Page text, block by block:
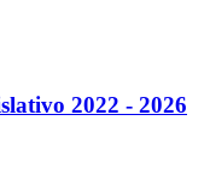
2022 - 2026